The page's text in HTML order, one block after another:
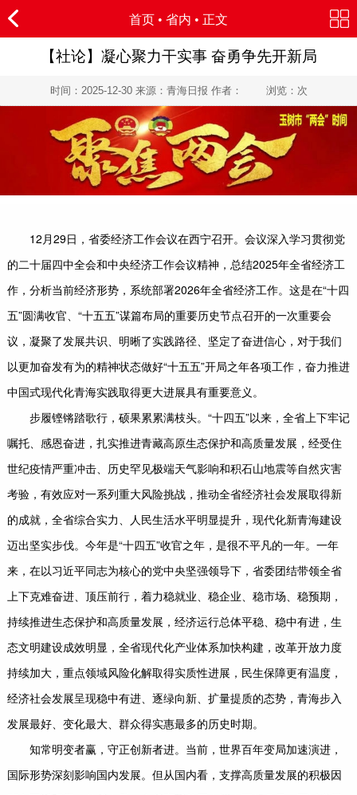
首页 • 省内 • 正文
【社论】凝心聚力干实事 奋勇争先开新局
时间： 2025-12-30来源：青海日报 作者： 浏览： 次
12月29日，省委经济工作会议在西宁召开。会议深入学习贯彻党
的二十届四中全会和中央经济工作会议精神，总结2025年全省经济工
作，分析当前经济形势，系统部署2026年全省经济工作。这是在“十四
五”圆满收官、“十五五”谋篇布局的重要历史节点召开的一次重要会
议，凝聚了发展共识、明晰了实践路径、坚定了奋进信心，对于我们
以更加奋发有为的精神状态做好“十五五”开局之年各项工作，奋力推进
中国式现代化青海实践取得更大进展具有重要意义。
步履铿锵踏歌行，硕果累累满枝头。“十四五”以来，全省上下牢记
嘱托、感恩奋进，扎实推进青藏高原生态保护和高质量发展，经受住
世纪疫情严重冲击、历史罕见极端天气影响和积石山地震等自然灾害
考验，有效应对一系列重大风险挑战，推动全省经济社会发展取得新
的成就，全省综合实力、人民生活水平明显提升，现代化新青海建设
迈出坚实步伐。今年是“十四五”收官之年，是很不平凡的一年。一年
来，在以习近平同志为核心的党中央坚强领导下，省委团结带领全省
上下克难奋进、顶压前行，着力稳就业、稳企业、稳市场、稳预期，
持续推进生态保护和高质量发展，经济运行总体平稳、稳中有进，生
态文明建设成效明显，全省现代化产业体系加快构建，改革开放力度
持续加大，重点领域风险化解取得实质性进展，民生保障更有温度，
经济社会发展呈现稳中有进、逐绿向新、扩量提质的态势，青海步入
发展最好、变化最大、群众得实惠最多的历史时期。
知常明变者赢，守正创新者进。当前，世界百年变局加速演进，
国际形势深刻影响国内发展。但从国内看，支撑高质量发展的积极因